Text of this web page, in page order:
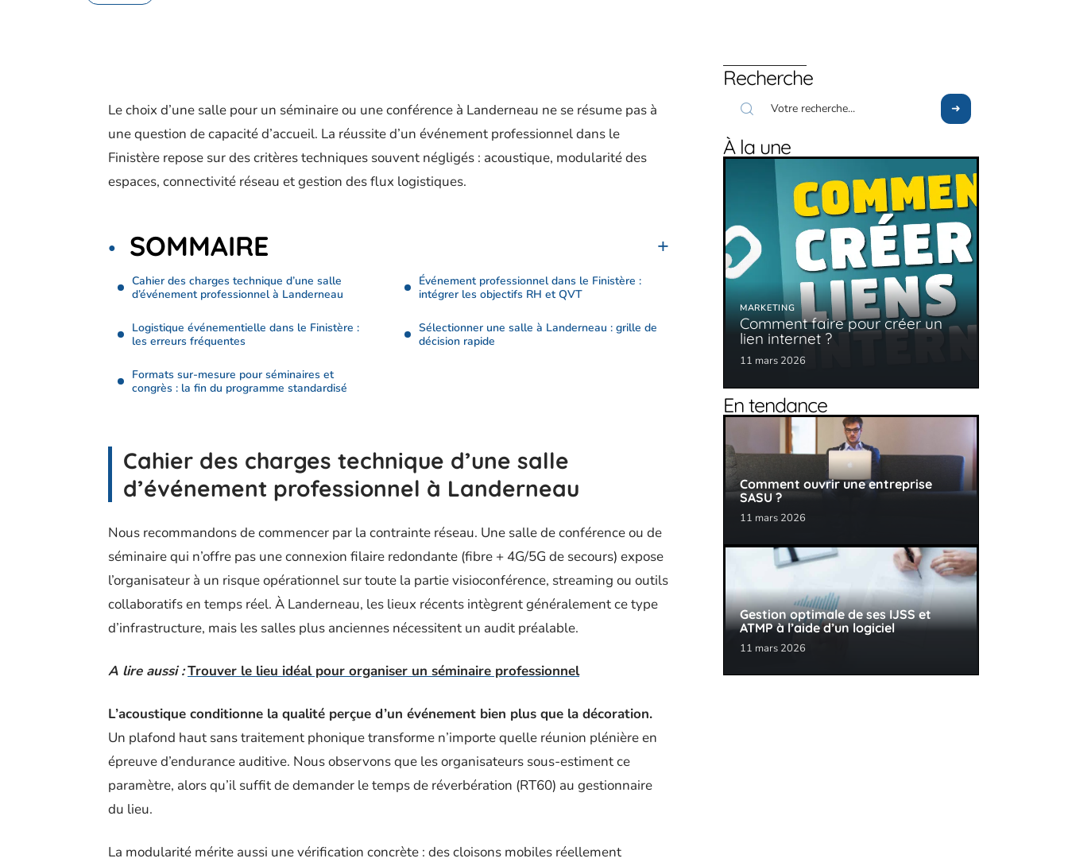
Le choix d’une salle pour un séminaire ou une conférence à Landerneau ne se résume pas à
une question de capacité d’accueil. La réussite d’un événement professionnel dans le
Finistère repose sur des critères techniques souvent négligés : acoustique, modularité des
espaces, connectivité réseau et gestion des flux logistiques.
SOMMAIRE
Cahier des charges technique d’une salle
d’événement professionnel à Landerneau
Logistique événementielle dans le Finistère :
les erreurs fréquentes
Formats sur-mesure pour séminaires et
congrès : la fin du programme standardisé
Événement professionnel dans le Finistère :
intégrer les objectifs RH et QVT
Sélectionner une salle à Landerneau : grille de
décision rapide
Cahier des charges technique d’une salle
d’événement professionnel à Landerneau
Nous recommandons de commencer par la contrainte réseau. Une salle de conférence ou de
séminaire qui n’offre pas une connexion filaire redondante (fibre + 4G/5G de secours) expose
l’organisateur à un risque opérationnel sur toute la partie visioconférence, streaming ou outils
collaboratifs en temps réel. À Landerneau, les lieux récents intègrent généralement ce type
d’infrastructure, mais les salles plus anciennes nécessitent un audit préalable.
A lire aussi :Trouver le lieu idéal pour organiser un séminaire professionnel
L’acoustique conditionne la qualité perçue d’un événement bien plus que la décoration.
Un plafond haut sans traitement phonique transforme n’importe quelle réunion plénière en
épreuve d’endurance auditive. Nous observons que les organisateurs sous-estiment ce
paramètre, alors qu’il suffit de demander le temps de réverbération (RT60) au gestionnaire
du lieu.
La modularité mérite aussi une vérification concrète : des cloisons mobiles réellement
Recherche
À la une
MARKETING
Comment faire pour créer un
lien internet ?
11 mars 2026
En tendance
Comment ouvrir une entreprise
SASU ?
11 mars 2026
Gestion optimale de ses IJSS et
ATMP à l’aide d’un logiciel
11 mars 2026